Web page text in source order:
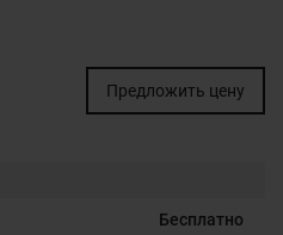
Предложить цену
Бесплатно